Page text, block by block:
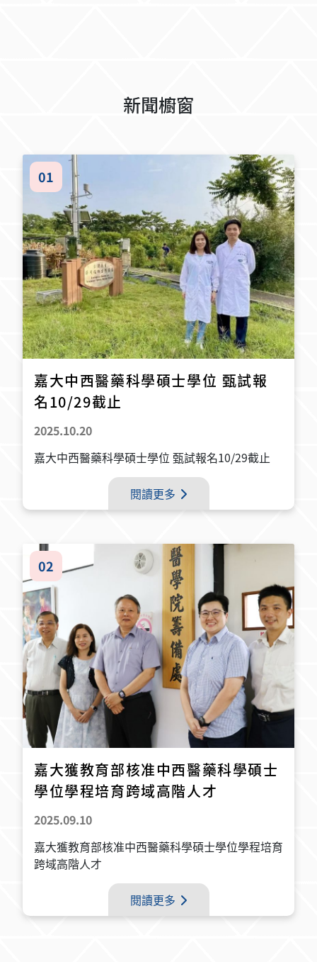
新聞櫥窗
01
嘉大中西醫藥科學碩士學位 甄試報
名10/29截止
2025.10.20
嘉大中西醫藥科學碩士學位 甄試報名10/29截止
閱讀更多
02
嘉大獲教育部核准中西醫藥科學碩士
學位學程培育跨域高階人才
2025.09.10
嘉大獲教育部核准中西醫藥科學碩士學位學程培育
跨域高階人才
閱讀更多